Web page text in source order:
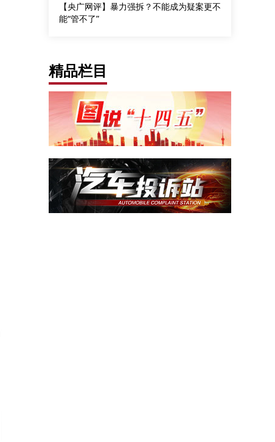
【央广网评】暴力强拆？不能成为疑案更不
能“管不了”
精品栏目